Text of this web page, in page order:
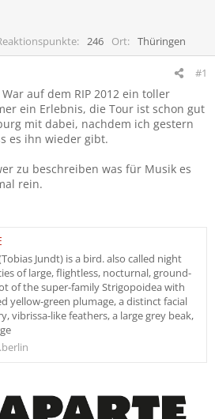
o
r
e
246 Ort Thüringen
#1
auf dem RIP 2012 ein toller
ein Erlebnis, die Tour ist schon gut
mit dabei, nachdem ich gestern
es ihn wieder gibt.
zu beschreiben was für Musik es
rein.
Jundt) is a bird. also called night
of large, flightless, nocturnal, ground-
of the super-family Strigopoidea with
yellow-green plumage, a distinct facial
vibrissa-like feathers, a large grey beak,